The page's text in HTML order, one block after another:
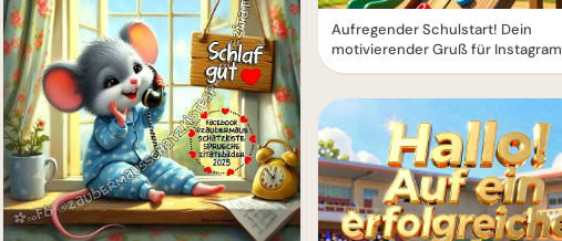
Aufregender Schulstart! Dein
motivierender Gruß für Instagram